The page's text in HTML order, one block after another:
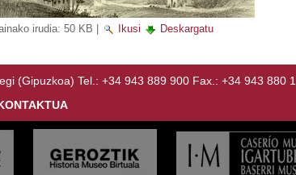
irudia: 50 KB Ikusi Deskargatu
(Gipuzkoa) Tel.: +34 943 889 900 Fax.: +34 943 880